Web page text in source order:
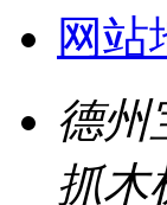
网站
德州
抓木